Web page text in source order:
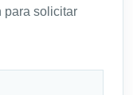
para solicitar